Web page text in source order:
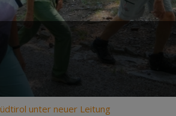
unter neuer Leitung